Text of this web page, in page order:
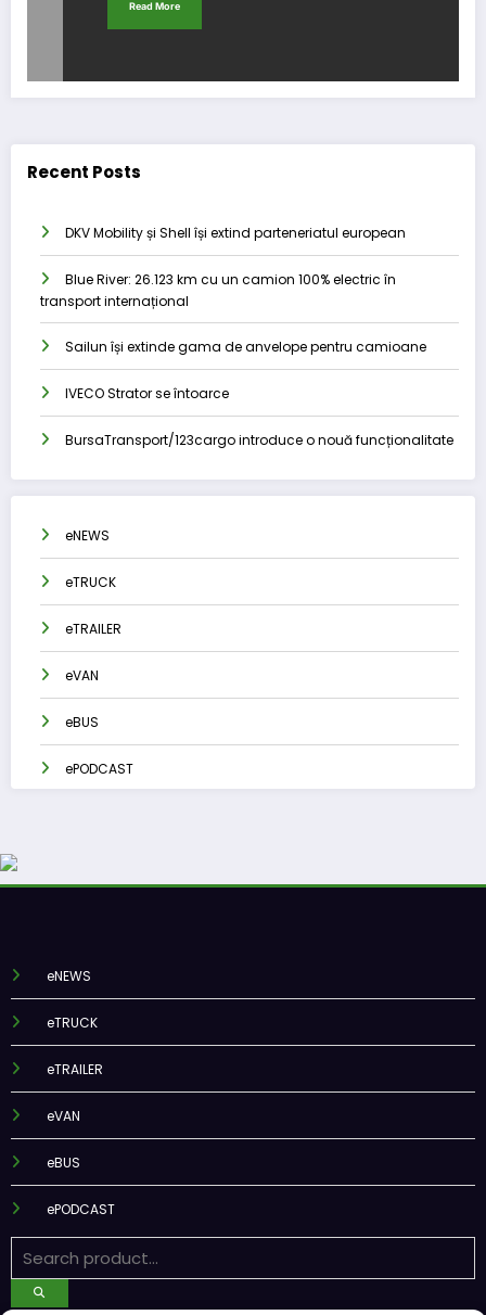
Read More
Recent Posts
DKV Mobility și Shell își extind parteneriatul european
Blue River: 26.123 km cu un camion 100% electric în
transport internațional
Sailun își extinde gama de anvelope pentru camioane
IVECO Strator se întoarce
BursaTransport/123cargo introduce o nouă funcționalitate
eNEWS
eTRUCK
eTRAILER
eVAN
eBUS
ePODCAST
eNEWS
eTRUCK
eTRAILER
eVAN
eBUS
ePODCAST